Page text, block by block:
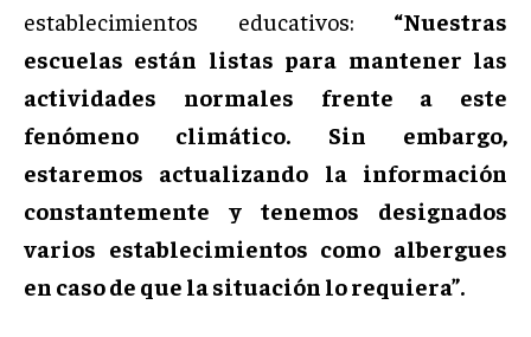
establecimientos educativos: “Nuestras
escuelas están listas para mantener las
actividades normales frente a este
fenómeno climático. Sin embargo,
estaremos actualizando la información
constantemente y tenemos designados
varios establecimientos como albergues
en caso de que la situación lo requiera”.